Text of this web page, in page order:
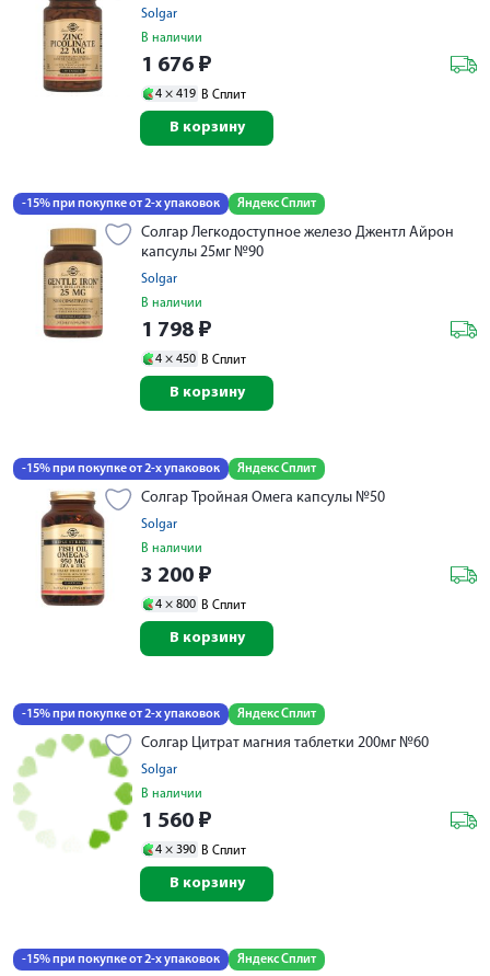
Solgar
В наличии
1 676 ₽
4 × 419 В Сплит
В корзину
-15% при покупке от 2-х упаковок Яндекс Сплит
Солгар Легкодоступное железо Джентл Айрон
капсулы 25мг №90
Solgar
В наличии
1 798 ₽
4 × 450 В Сплит
В корзину
-15% при покупке от 2-х упаковок Яндекс Сплит
Солгар Тройная Омега капсулы №50
Solgar
В наличии
3 200 ₽
4 × 800 В Сплит
В корзину
-15% при покупке от 2-х упаковок Яндекс Сплит
Солгар Цитрат магния таблетки 200мг №60
Solgar
В наличии
1 560 ₽
4 × 390 В Сплит
В корзину
-15% при покупке от 2-х упаковок Яндекс Сплит